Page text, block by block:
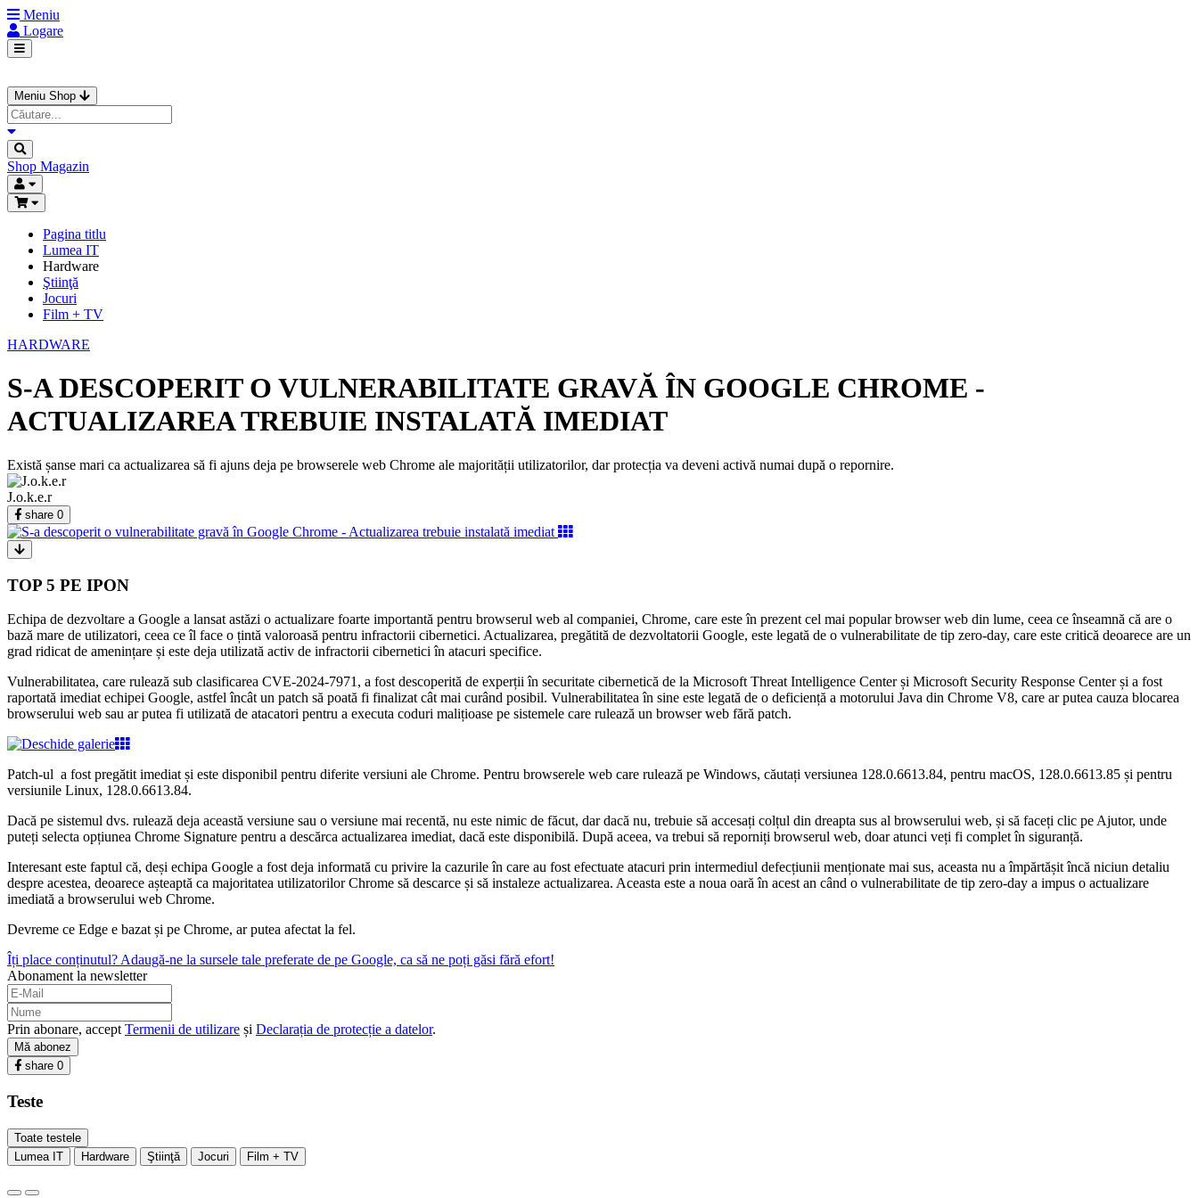
Meniu
Logare
Meniu Shop
Shop Magazin
Pagina titlu
Lumea IT
Hardware
Ştiinţă
Jocuri
Film + TV
HARDWARE
S-A DESCOPERIT O VULNERABILITATE GRAVĂ ÎN GOOGLE CHROME -
ACTUALIZAREA TREBUIE INSTALATĂ IMEDIAT
Există șanse mari ca actualizarea să fi ajuns deja pe browserele web Chrome ale majorității utilizatorilor, dar protecția va deveni activă numai după o repornire.
J.o.k.e.r
share 0
TOP 5 PE IPON
Echipa de dezvoltare a Google a lansat astăzi o actualizare foarte importantă pentru browserul web al companiei, Chrome, care este în prezent cel mai popular browser web din lume, ceea ce înseamnă că are o
bază mare de utilizatori, ceea ce îl face o țintă valoroasă pentru infractorii cibernetici. Actualizarea, pregătită de dezvoltatorii Google, este legată de o vulnerabilitate de tip zero-day, care este critică deoarece are un
grad ridicat de amenințare și este deja utilizată activ de infractorii cibernetici în atacuri specifice.
Vulnerabilitatea, care rulează sub clasificarea CVE-2024-7971, a fost descoperită de experții în securitate cibernetică de la Microsoft Threat Intelligence Center și Microsoft Security Response Center și a fost
raportată imediat echipei Google, astfel încât un patch să poată fi finalizat cât mai curând posibil. Vulnerabilitatea în sine este legată de o deficiență a motorului Java din Chrome V8, care ar putea cauza blocarea
browserului web sau ar putea fi utilizată de atacatori pentru a executa coduri malițioase pe sistemele care rulează un browser web fără patch.
Patch-ul a fost pregătit imediat și este disponibil pentru diferite versiuni ale Chrome. Pentru browserele web care rulează pe Windows, căutați versiunea 128.0.6613.84, pentru macOS, 128.0.6613.85 și pentru
versiunile Linux, 128.0.6613.84.
Dacă pe sistemul dvs. rulează deja această versiune sau o versiune mai recentă, nu este nimic de făcut, dar dacă nu, trebuie să accesați colțul din dreapta sus al browserului web, și să faceți clic pe Ajutor, unde
puteți selecta opțiunea Chrome Signature pentru a descărca actualizarea imediat, dacă este disponibilă. După aceea, va trebui să reporniți browserul web, doar atunci veți fi complet în siguranță.
Interesant este faptul că, deși echipa Google a fost deja informată cu privire la cazurile în care au fost efectuate atacuri prin intermediul defecțiunii menționate mai sus, aceasta nu a împărtășit încă niciun detaliu
despre acestea, deoarece așteaptă ca majoritatea utilizatorilor Chrome să descarce și să instaleze actualizarea. Aceasta este a noua oară în acest an când o vulnerabilitate de tip zero-day a impus o actualizare
imediată a browserului web Chrome.
Devreme ce Edge e bazat și pe Chrome, ar putea afectat la fel.
Îți place conținutul? Adaugă-ne la sursele tale preferate de pe Google, ca să ne poți găsi fără efort!
Abonament la newsletter
Prin abonare, accept Termenii de utilizare și Declarația de protecție a datelor.
Mă abonez
share 0
Teste
Toate testele
Lumea IT
Hardware Ştiinţă Jocuri Film + TV